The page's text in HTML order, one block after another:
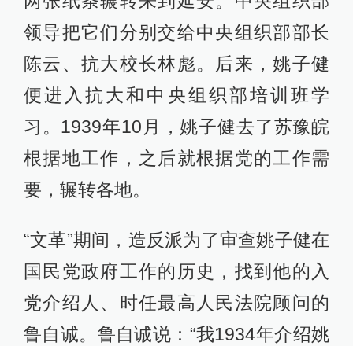
领导把它们分别交给中央组织部部长
陈云、抗大校长林彪。后来，姚子健
便进入抗大和中央组织部培训班学
习。1939年10月，姚子健去了苏豫皖
根据地工作，之后就根据党的工作需
要，辗转各地。
“文革”期间，造反派为了审查姚子健在
国民党政府工作的历史，找到他的入
党介绍人、时任最高人民法院顾问的
鲁自诚。鲁自诚说：“我1934年介绍姚